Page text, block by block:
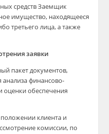
средств Заемщик
имущество, находящееся
третьего лица, а также
заявки
пакет документов,
финансово-
оценки обеспечения
клиента и
комиссии, по